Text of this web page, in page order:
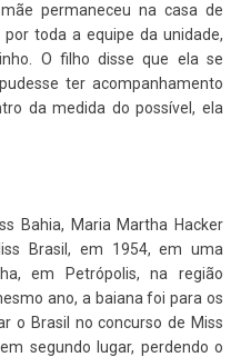
permaneceu na casa de
toda a equipe da unidade,
O filho disse que ela se
ter acompanhamento
da medida do possível, ela
Bahia, Maria Martha Hacker
Brasil, em 1954, em uma
em Petrópolis, na região
ano, a baiana foi para os
o Brasil no concurso de Miss
segundo lugar, perdendo o